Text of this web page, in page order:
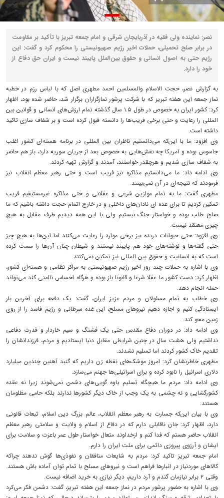
نصر: نماینده ولی فقیه در آذربایجان شرقی و امام جمعه تبریز با تأکید بر مقاومت
در برابر صلح تحمیلی، حملات اخیر رژیم صهیونیستی را محکوم کرد و گفت: این
رژیم حتی به اصول انسانی و حقوق بین‌الملل پایبند نیست و ایران حق دفاع از
خود را دارد.
به گزارش نصر، حجت الاسلام والمسلمین احمد مطهری اصل که با لباس رزم در خطبه
نماز جمعه این هفته تبریز که با شرکت پرشور نمازگزاران برگزار شد، حاضر شده بود، اظهار
کرد: کشور ایران به خصوص در طول ۱.۵ سال گذشته تمام ارزش‌های انسانی و قوانین بین
المللی را رعایت و حتی برخی فریب‌ها را دانسته قبول کرده است و بر شفاف سازی تاکید
داشته است.
وی افزود: ما با این‌که می‌دانستیم ناظران بین المللی در برنامه هسته‌ای کشور اغلب
جاسوس بوده و آمریکا چه نقش‌هایی به خصوص‌ بعد از جریان سوریه دارد، باز هم حاضر
به شفاف سازی شدیم و هرچقدر خواستند، آمدند و گزارش تهیه کردند.
وی ادامه داد: ما می‌دانستیم مذاکره نیز فریب است و حتی رهبر معظم انقلاب نیز
فرمودند که نتیجه‌ای در آن نمی‌بینند.
مطهری گفت: ما به تمام موازین شرعی و عقلانی و حتی مذاکره غیرمستیقیم فریب
تمکین کردیم تا برای عده ای نادان‌های داخلی و در خارج اتمام حجت داشته باشیم که ما
صلح طلب بوده و خواستار جنگ نیستیم ولی با این همه دیدیم طرف مقابل به هیچ
چیزی معتقد نیست.
وی افزود: حتی حیوانات درنده نیز برخی موارد را رعایت می‌کنند اما این‌ها به هیچ چیز
حتی گفته‌ها و نوشته‌های خود هم پایبند نیستند و شیطان چنان آن‌ها را مست کرده
است که به انسانیت و حقوق بین المللی نیز تمکین نمی‌کنند.
وی با اشاره به حملات چند روز اخیر رژیم صهیونیستی به مراکز نظامی و هسته‌ای کشور،
اظهار کرد: دست کشور ما عقلا شرعا و قانونا باز بوده و هرگاه احساس ناامنی کند می‌تواند
حمله انجام دهد.
وی خطاب به تمام مسئولان و مردم عزیز ایران، گفت: یک دفعه برای آخرین بار
ایستادگی کنیم و اجازه دهیم نیروهای مسلح، این غده سرطانی و رژیم فاسد را از روی
زمین محو کند.
وی ادامه داد: در دوران دفاع مقدس حتی یک فشنگ و سیم خاردار و قدرت دفاعی
نداشتیم ولی هشت سال در چنین شرایطی مقابل دنیا ایستادیم و مردم، فرزندانشان را
تقدیم خاک کشور کردند اما تسلیم نشدند.
مطهری خاطرنشان کرد: امروز موشک‌های نقطه زن داریم که گنبد آهنین چندین میلیارد
دلاری اسرائیل را نابود کرده و برای اسرائیلی‌ها جهنم می‌سازد.
وی ادامه داد: مردم ما هیچگاه تسلیم یاوه گویی‌های دشمن نمی‌شوند زیرا نه عقده
کشورگشایی‌ و نه چشمی به یک وجب از خاک دیگر کشورها ندارند بلکه حامی مظلومان
هستند.
وی با بیان این‌که جسارت به رهبر معظم انقلاب، عالم بزرگ دین اسلام، تبعات قانونی
دارد، اظهار کرد: جان ناقابلی دارم که در دفاع از اسلام و ولایت و سلامتی رهبر معظم
انقلاب حاضر هستم که فدا کنم و ازخداوند متعال خواستار طول عمر باعزت و سلامت برای
ایشان و آرزوی پیروزی دائمی برای ملت ایران را دارم.
امام جمعه تبریز تاکید کرد: مردم به شایعات منافقان و نفوذی‌ها گوش ندهند چراکه
کالاهای موردنیاز در انبارها فراهم است و نیروهای مسلح با تمام توان آماده باش هستند.
وقتی ۲ برابر نیازمان گندم و آرد داریم، دیگر نیازی به خرید اضافه نیست.
وی با اشاره به حضور پرشور مردم در نماز جمعه این هفته تبریز، گفت: دشمن فکر می‌کرد